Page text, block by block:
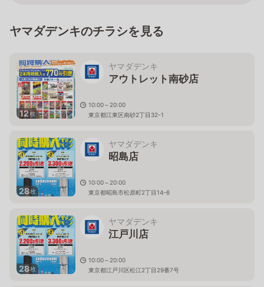
ヤマダデンキのチラシを見る
12枚
ヤマダデンキ
アウトレット南砂店
10:00～20:00
東京都江東区南砂2丁目32-1
28枚
ヤマダデンキ
昭島店
10:00～20:00
東京都昭島市松原町2丁目14-6
28枚
ヤマダデンキ
江戸川店
10:00～20:00
東京都江戸川区松江2丁目29番7号